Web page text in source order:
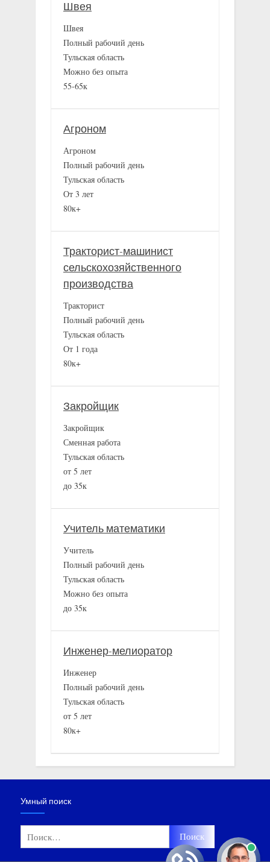
Швея
Швея
Полный рабочий день
Тульская область
Можно без опыта
55-65к
Агроном
Агроном
Полный рабочий день
Тульская область
От 3 лет
80к+
Тракторист-машинист
сельскохозяйственного
производства
Тракторист
Полный рабочий день
Тульская область
От 1 года
80к+
Закройщик
Закройщик
Сменная работа
Тульская область
от 5 лет
до 35к
Учитель математики
Учитель
Полный рабочий день
Тульская область
Можно без опыта
до 35к
Инженер-мелиоратор
Инженер
Полный рабочий день
Тульская область
от 5 лет
80к+
Умный поиск